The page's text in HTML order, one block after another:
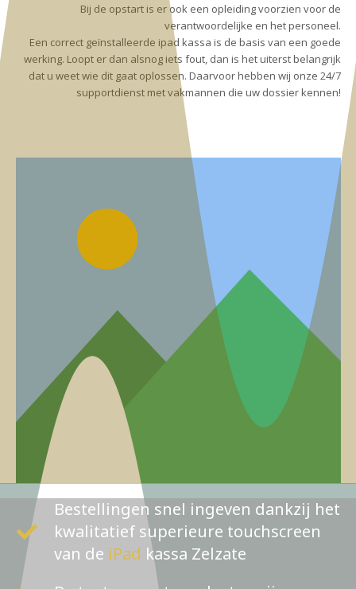
Bij de opstart is er ook een opleiding voorzien voor de
verantwoordelijke en het personeel.
Een correct geïnstalleerde ipad kassa is de basis van een goede
werking. Loopt er dan alsnog iets fout, dan is het uiterst belangrijk
dat u weet wie dit gaat oplossen. Daarvoor hebben wij onze 24/7
supportdienst met vakmannen die uw dossier kennen!
Bestellingen snel ingeven dankzij het
kwalitatief superieure touchscreen
van de iPad kassa Zelzate